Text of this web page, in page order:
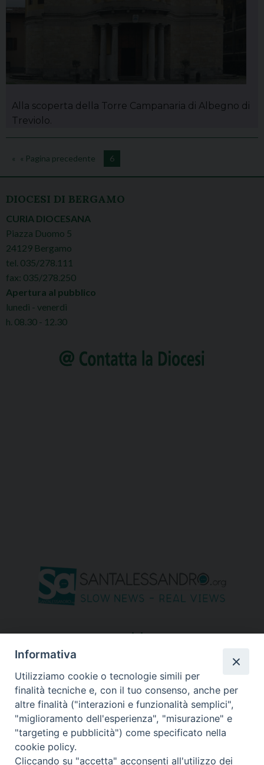
Alla scoperta della Torre Campanaria di Albegno di
Treviolo.
« Pagina precedente 6
DIOCESI DI BERGAMO
CURIA DIOCESANA
Piazza Duomo 5
24129 Bergamo
tel. 035/278.111
fax: 035/278.250
Apertura al pubblico
lunedì - venerdì
h. 08.30 - 12.30
seguici su
Informativa
Utilizziamo cookie o tecnologie simili per
finalità tecniche e, con il tuo consenso, anche per
altre finalità ("interazioni e funzionalità semplici",
"miglioramento dell'esperienza", "misurazione" e
"targeting e pubblicità") come specificato nella
cookie policy.
Cliccando su "accetta" acconsenti all'utilizzo dei